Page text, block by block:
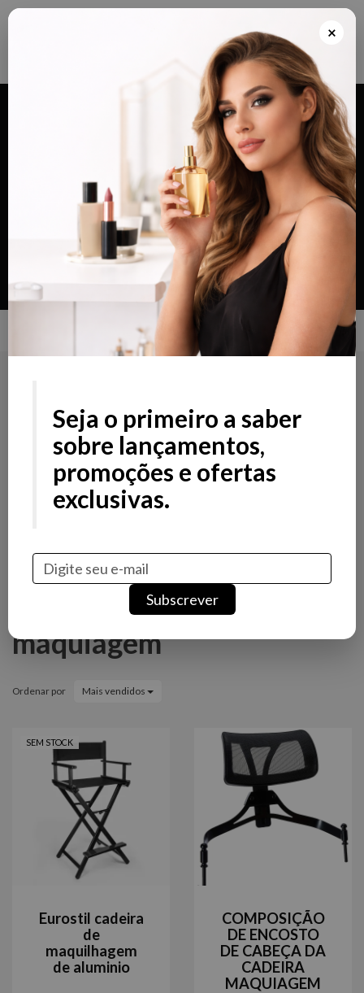
Envios grátis a partir de 100€ para Portugal e Continental e Península Espanhola
ou Levante e pague as suas encomendas nas nossas instalações em Almada
após realizar o seu pedido(indicar no final do pedido)
Preço
Promoção
Marcas
Malas & Trolleys de
maquiagem
Ordenar por Mais vendidos
SEM STOCK
Eurostil cadeira
de
maquilhagem
de aluminio
COMPOSIÇÃO
DE ENCOSTO
DE CABEÇA DA
CADEIRA
MAQUIAGEM
×
Seja o primeiro a saber
sobre lançamentos,
promoções e ofertas
exclusivas.
Subscrever